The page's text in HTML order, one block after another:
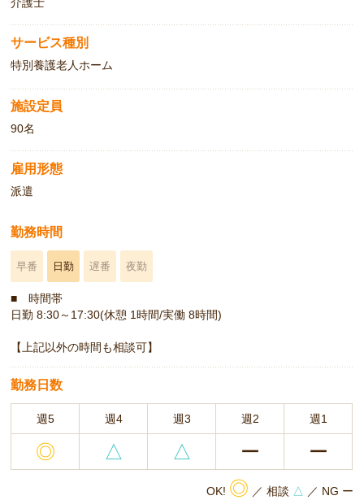
サービス種別
特別養護老人ホーム
施設定員
90名
雇用形態
派遣
勤務時間
早番 日勤 遅番 夜勤
■ 時間帯
日勤 8:30～17:30(休憩 1時間/実働 8時間)
【上記以外の時間も相談可】
勤務日数
週5 週4 週3 週2 週1
◎ △ △ ー ー
OK! ◎ ／ 相談 △ ／ NG ー